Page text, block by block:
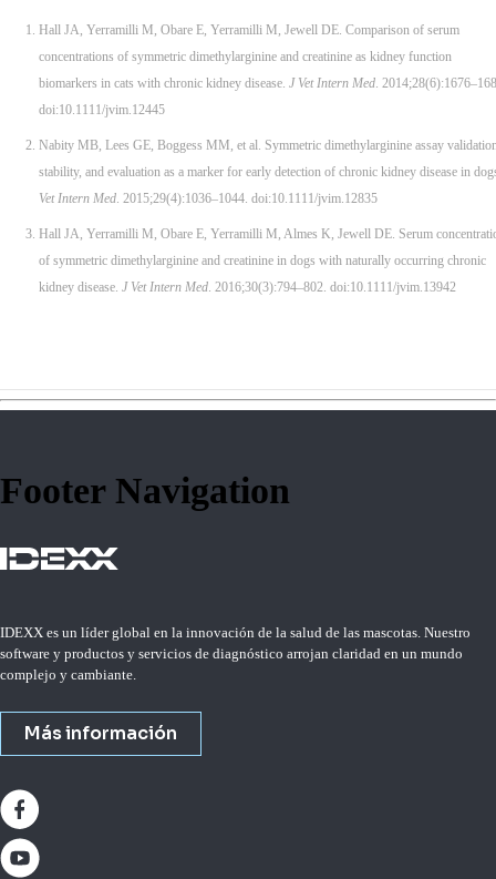
Hall JA, Yerramilli M, Obare E, Yerramilli M, Jewell DE. Comparison of serum
concentrations of symmetric dimethylarginine and creatinine as kidney function
biomarkers in cats with chronic kidney disease. J Vet Intern Med.
doi:10.1111/jvim.12445
Nabity MB, Lees GE, Boggess MM, et al. Symmetric dimethylarginine assay
stability, and evaluation as a marker for early detection of chronic kidney disease in
Vet Intern Med. 2015;29(4):1036–1044. doi:10.1111/jvim.12835
Hall JA, Yerramilli M, Obare E, Yerramilli M, Almes K, Jewell DE. Serum
of symmetric dimethylarginine and creatinine in dogs with naturally occurring chronic
kidney disease. J Vet Intern Med. 2016;30(3):794–802. doi:10.1111/jvim.13942
Footer Navigation
IDEXX es un líder global en la innovación de la salud de las mascotas. Nuestro
software y productos y servicios de diagnóstico arrojan claridad en un mundo
complejo y cambiante.
Más información